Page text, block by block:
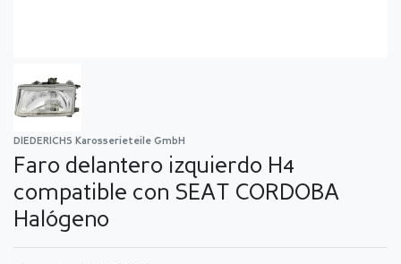
DIEDERICHS Karosserieteile GmbH
Faro delantero izquierdo H4
compatible con SEAT CORDOBA
Halógeno